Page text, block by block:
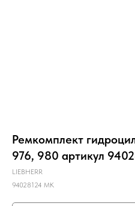
Ремкомплект
976, 980 артикул
LIEBHERR
94028124 MK